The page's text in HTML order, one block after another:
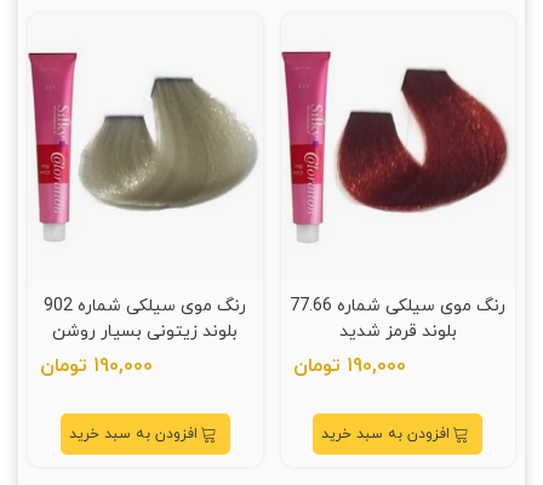
رنگ موی سیلکی شماره 77.66
بلوند قرمز شدید
190,000 تومان
افزودن به سبد خرید
رنگ موی سیلکی شماره 902
بلوند زیتونی بسیار روشن
190,000 تومان
افزودن به سبد خرید